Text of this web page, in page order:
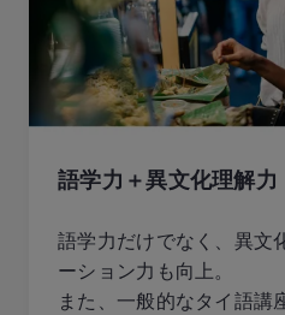
語学力＋異文化理解力
語学力だけでなく、異文
ーション力も向上。
また、一般的なタイ語講